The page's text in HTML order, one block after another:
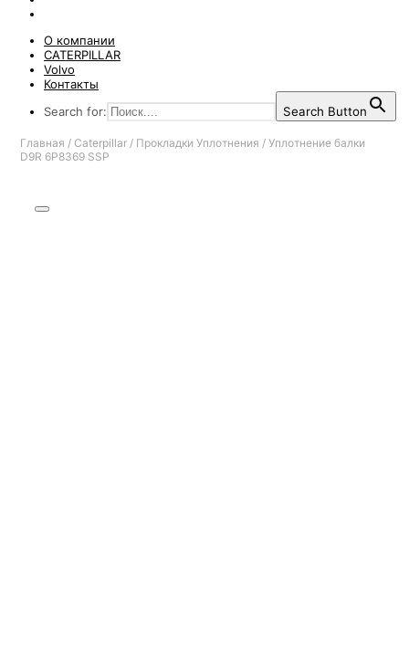
О компании
CATERPILLAR
Volvo
Контакты
Search for:
Search Button
Главная / Caterpillar / Прокладки Уплотнения / Уплотнение балки
D9R 6P8369 SSP